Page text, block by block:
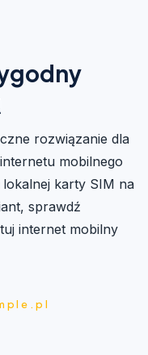
rozwiązanie dla
mobilnego
karty SIM na
sprawdź
internet mobilny